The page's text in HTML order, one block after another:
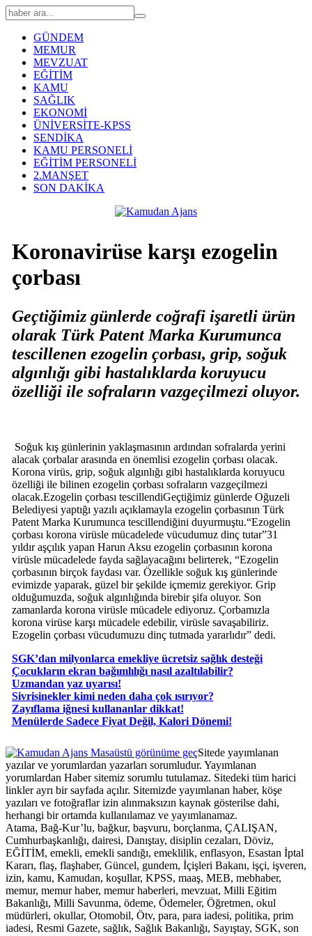
GÜNDEM
MEMUR
MEVZUAT
EĞİTİM
KAMU
SAĞLIK
EKONOMİ
ÜNİVERSİTE-KPSS
SENDİKA
KAMU PERSONELİ
EĞİTİM PERSONELİ
2.MANŞET
SON DAKİKA
Koronavirüse karşı ezogelin
çorbası
Geçtiğimiz günlerde coğrafi işaretli ürün
olarak Türk Patent Marka Kurumunca
tescillenen ezogelin çorbası, grip, soğuk
algınlığı gibi hastalıklarda koruyucu
özelliği ile sofraların vazgeçilmezi oluyor.
Soğuk kış günlerinin yaklaşmasının ardından sofralarda yerini
alacak çorbalar arasında en önemlisi ezogelin çorbası olacak.
Korona virüs, grip, soğuk algınlığı gibi hastalıklarda koruyucu
özelliği ile bilinen ezogelin çorbası sofraların vazgeçilmezi
olacak.Ezogelin çorbası tescillendiGeçtiğimiz günlerde Oğuzeli
Belediyesi yaptığı yazılı açıklamayla ezogelin çorbasının Türk
Patent Marka Kurumunca tescillendiğini duyurmuştu.“Ezogelin
çorbası korona virüsle mücadelede vücudumuz dinç tutar”31
yıldır aşçılık yapan Harun Aksu ezogelin çorbasının korona
virüsle mücadelede fayda sağlayacağını belirterek, “Ezogelin
çorbasının birçok faydası var. Özellikle soğuk kış günlerinde
evimizde yaparak, güzel bir şekilde içmemiz gerekiyor. Grip
olduğumuzda, soğuk algınlığında birebir şifa oluyor. Son
zamanlarda korona virüsle mücadele ediyoruz. Çorbamızla
korona virüse karşı mücadele edebilir, virüsle savaşabiliriz.
Ezogelin çorbası vücudumuzu dinç tutmada yararlıdır” dedi.
SGK’dan milyonlarca emekliye ücretsiz sağlık desteği
Çocukların ekran bağımlılığı nasıl azaltılabilir?
Uzmandan yaz uyarısı!
Sivrisinekler kimi neden daha çok ısırıyor?
Zayıflama iğnesi kullananlar dikkat!
​Menülerde Sadece Fiyat Değil, Kalori Dönemi!
Masaüstü görünüme geçSitede yayımlanan
yazılar ve yorumlardan yazarları sorumludur. Yayımlanan
yorumlardan Haber sitemiz sorumlu tutulamaz. Sitedeki tüm harici
linkler ayrı bir sayfada açılır. Sitemizde yayımlanan haber, köşe
yazıları ve fotoğraflar izin alınmaksızın kaynak gösterilse dahi,
herhangi bir ortamda kullanılamaz ve yayımlanamaz.
Atama, Bağ-Kur’lu, bağkur, başvuru, borçlanma, ÇALIŞAN,
Cumhurbaşkanlığı, dairesi, Danıştay, disiplin cezaları, Döviz,
EĞİTİM, emekli, emekli sandığı, emeklilik, enflasyon, Esastan İptal
Kararı, flaş, flaşhaber, Güncel, gundem, İçişleri Bakanı, işçi, işveren,
izin, kamu, Kamudan, koşullar, KPSS, maaş, MEB, mebhaber,
memur, memur haber, memur haberleri, mevzuat, Milli Eğitim
Bakanlığı, Milli Savunma, ödeme, Ödemeler, Öğretmen, okul
müdürleri, okullar, Otomobil, Ötv, para, para iadesi, politika, prim
iadesi, Resmi Gazete, sağlık, Sağlık Bakanlığı, Sayıştay, SGK, son